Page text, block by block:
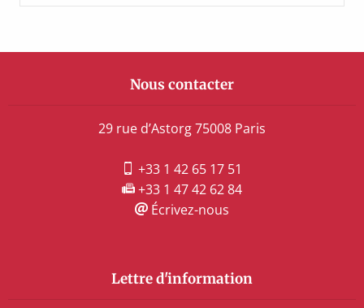
Nous contacter
29 rue d’Astorg 75008 Paris
+33 1 42 65 17 51
+33 1 47 42 62 84
Écrivez-nous
Lettre d'information